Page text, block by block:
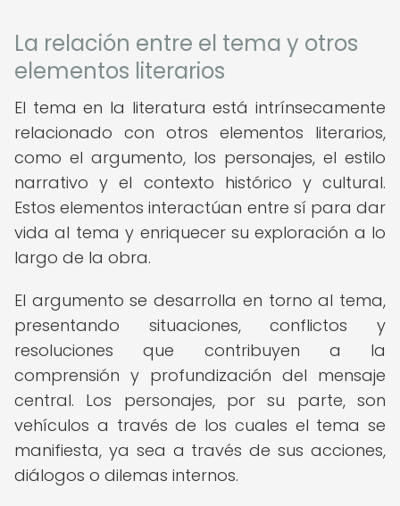
La relación entre el tema y otros
elementos literarios
El tema en la literatura está intrínsecamente
relacionado con otros elementos literarios,
como el argumento, los personajes, el estilo
narrativo y el contexto histórico y cultural.
Estos elementos interactúan entre sí para dar
vida al tema y enriquecer su exploración a lo
largo de la obra.
El argumento se desarrolla en torno al tema,
presentando situaciones, conflictos y
resoluciones que contribuyen a la
comprensión y profundización del mensaje
central. Los personajes, por su parte, son
vehículos a través de los cuales el tema se
manifiesta, ya sea a través de sus acciones,
diálogos o dilemas internos.